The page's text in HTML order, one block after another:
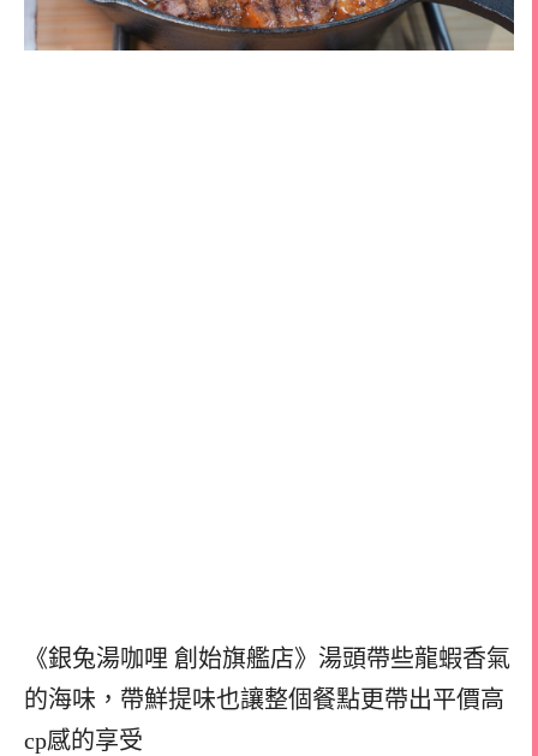
《銀兔湯咖哩 創始旗艦店》湯頭帶些龍蝦香氣
的海味， 帶鮮提味也讓整個餐點更帶出平價高
cp感的享受